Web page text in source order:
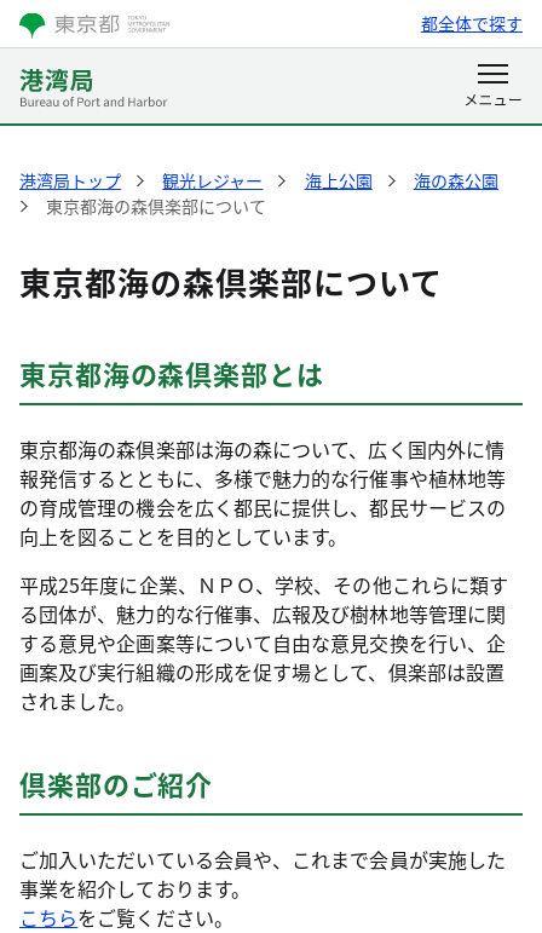
都全体で探す
港湾局トップ 観光レジャー 海上公園
海の森公園
東京都海の森倶楽部について
東京都海の森倶楽部について
東京都海の森倶楽部とは
東京都海の森倶楽部は海の森について、広く国内外に情
報発信するとともに、多様で魅力的な行催事や植林地等
の育成管理の機会を広く都民に提供し、都民サービスの
向上を図ることを目的としています。
平成25年度に企業、ＮＰＯ、学校、その他これらに類す
る団体が、魅力的な行催事、広報及び樹林地等管理に関
する意見や企画案等について自由な意見交換を行い、企
画案及び実行組織の形成を促す場として、倶楽部は設置
されました。
倶楽部のご紹介
ご加入いただいている会員や、これまで会員が実施した
事業を紹介しております。
こちらをご覧ください。